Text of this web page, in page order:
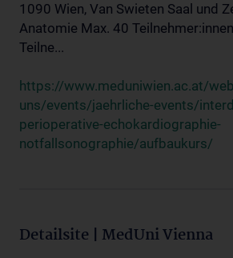
1090 Wien, Van Swieten Saal und
Anatomie Max. 40
Teilne...
https://www.meduniwien.ac.at/
uns/events/jaehrliche-events/
perioperative-echokardiographie-
notfallsonographie/aufbaukurs/
Detailsite | MedUni Vienna